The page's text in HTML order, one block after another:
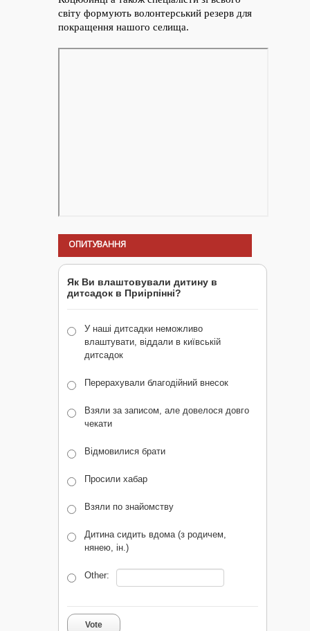
ОПИТУВАННЯ
Як Ви влаштовували дитину в
дитсадок в Приірпінні?
У наші дитсадки неможливо
влаштувати, віддали в київській
дитсадок
Перерахували благодійний внесок
Взяли за записом, але довелося довго
чекати
Відмовилися брати
Просили хабар
Взяли по знайомству
Дитина сидить вдома (з родичем,
нянею, ін.)
Other:
Vote